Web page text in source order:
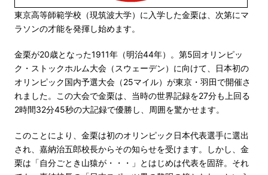
東京高等師範学校（現筑波大学）に入学した金栗は、次第にマ
ラソンの才能を発揮し始めます。
金栗が20歳となった1911年（明治44年）。第5回オリンピッ
ク・ストックホルム大会（スウェーデン）に向けて、日本初の
オリンピック国内予選大会（25マイル）が東京・羽田で開催さ
れました。この大会で金栗は、当時の世界記録を27分も上回る
2時間32分45秒の大記録で優勝し、周囲を驚かせます。
このことにより、金栗は初のオリンピック日本代表選手に選出
され、嘉納治五郎校長からその知らせを受けます。しかし、金
栗は「自分ごとき山猿が・・・」とはじめは代表を固辞。それ